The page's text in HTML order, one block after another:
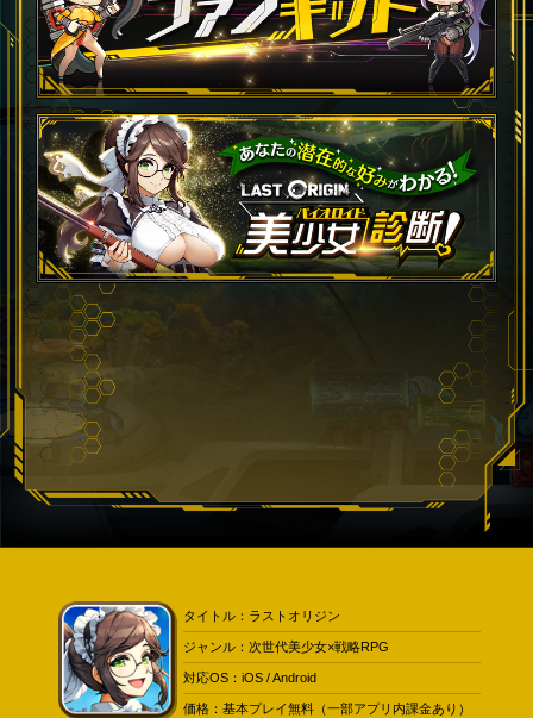
タイトル：ラストオリジン
ジャンル：次世代美少女×戦略RPG
対応OS：iOS / Android
価格：基本プレイ無料（一部アプリ内課金あり）